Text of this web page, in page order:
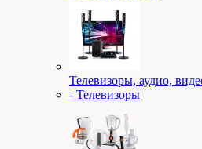
Телевизоры, аудио,
- Телевизоры